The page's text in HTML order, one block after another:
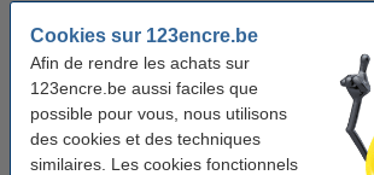
Cookies sur 123encre.be
Afin de rendre les achats sur
123encre.be aussi faciles que
possible pour vous, nous utilisons
des cookies et des techniques
similaires. Les cookies fonctionnels
Infos extra: information produit
Bon plan : dégustez aussi !
Snelle Jelle barre pain d'épices (20
grammes)